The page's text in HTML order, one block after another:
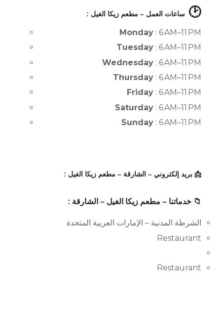
🕑 ساعات العمل – مطعم زيكا الغيل :
Monday : 6 AM–11 PM
Tuesday : 6 AM–11 PM
Wednesday : 6 AM–11 PM
Thursday : 6 AM–11 PM
Friday : 6 AM–11 PM
Saturday : 6 AM–11 PM
Sunday : 6 AM–11 PM
📩 بريد إلكتروني – الشارقة – مطعم زيكا الغيل :
📁 خدماتنا – مطعم زيكا الغيل – الشارقة :
الشرطة المدنية – الإمارات العربية المتحدة
Restaurant
Restaurant